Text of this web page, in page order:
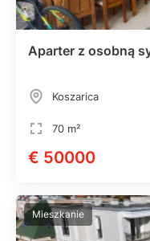
Aparter z osobną
Koszarica
70 m²
€ 50000
Mieszkanie